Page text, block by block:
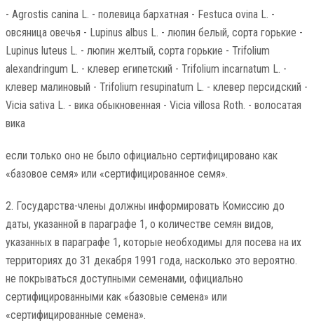
- Agrostis canina L. - полевица бархатная - Festuca ovina L. -
овсяница овечья - Lupinus albus L. - люпин белый, сорта горькие -
Lupinus luteus L. - люпин желтый, сорта горькие - Trifolium
alexandringum L. - клевер египетский - Trifolium incarnatum L. -
клевер малиновый - Trifolium resupinatum L. - клевер персидский -
Vicia sativa L. - вика обыкновенная - Vicia villosa Roth. - волосатая
вика
если только оно не было официально сертифицировано как
«базовое семя» или «сертифицированное семя».
2. Государства-члены должны информировать Комиссию до
даты, указанной в параграфе 1, о количестве семян видов,
указанных в параграфе 1, которые необходимы для посева на их
территориях до 31 декабря 1991 года, насколько это вероятно.
не покрываться доступными семенами, официально
сертифицированными как «базовые семена» или
«сертифицированные семена».